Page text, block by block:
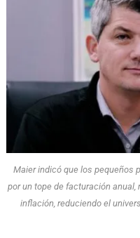
Maier indicó que los pequeños
por un tope de facturación anual,
inflación, reduciendo el